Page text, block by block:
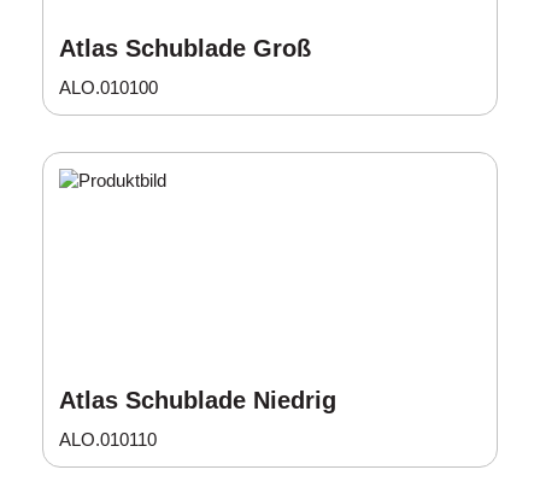
Atlas Schublade Groß
ALO.010100
Atlas Schublade Niedrig
ALO.010110